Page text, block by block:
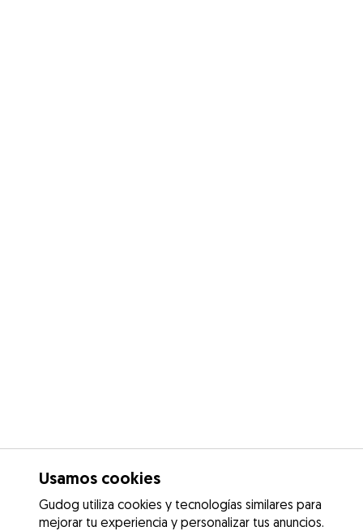
Usamos cookies
Gudog utiliza cookies y tecnologías similares para
mejorar tu experiencia y personalizar tus anuncios.